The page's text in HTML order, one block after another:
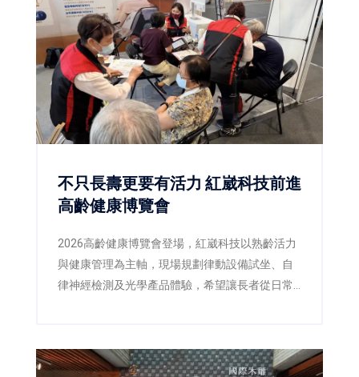
過健康教育、藥師專業及AI科技，翻轉民眾對健
康管理的既有觀念，讓「健康，不該等到生病才
開始」成為全民日常。
不只長壽更要有活力 紅崴科技前進
高齡健康博覽會
2026高齡健康博覽會登場，紅崴科技以熟齡活力
與健康管理為主軸，現場規劃律動設備試坐、自
律神經檢測及光學產品體驗，希望讓長者從日常